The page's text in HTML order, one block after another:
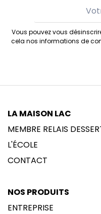
Vous pouvez vous
cela nos informations de
LA MAISON LAC
MEMBRE RELAIS
L'ÉCOLE
CONTACT
NOS PRODUITS
ENTREPRISE